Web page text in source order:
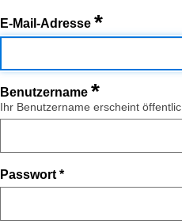
E-Mail-Adresse *
Benutzername *
Ihr Benutzername erscheint
Passwort *